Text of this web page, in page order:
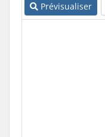
Prévisualiser